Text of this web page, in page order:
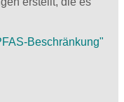
Beschränkung"